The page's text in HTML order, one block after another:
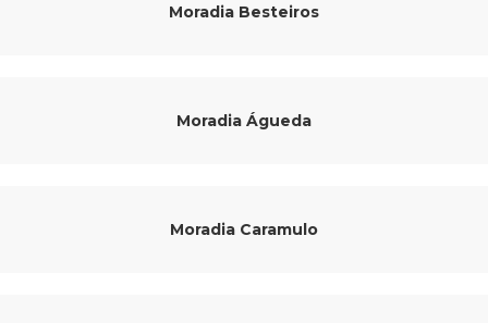
Moradia Besteiros
Moradia Águeda
Moradia Caramulo